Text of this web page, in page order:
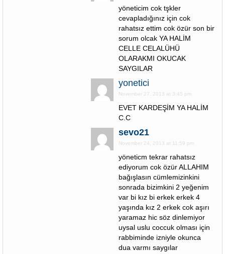
yöneticim cok tşkler
cevapladığınız için cok
rahatsız ettim cok özür son bir
sorum olcak YA HALİM
CELLE CELALÜHÜ
OLARAKMI OKUCAK
SAYGILAR
yonetici
November 27, 2013 at 3:45 pm
EVET KARDEŞİM YA HALİM
C.C
sevo21
November 24, 2013 at 11:59 pm
yöneticm tekrar rahatsız
ediyorum cok özür ALLAHIM
bağışlasın cümlemizinkini
sonrada bizimkini 2 yeğenim
var bi kız bi erkek erkek 4
yaşında kız 2 erkek cok aşırı
yaramaz hic söz dinlemiyor
uysal uslu coccuk olması için
rabbiminde izniyle okunca
dua varmı saygılar